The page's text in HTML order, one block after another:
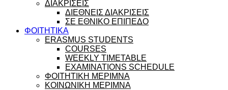
ΔΙΑΚΡΙΣΕΙΣ
ΔΙΕΘΝΕΙΣ ΔΙΑΚΡΙΣΕΙΣ
ΣΕ ΕΘΝΙΚΟ ΕΠΙΠΕΔΟ
ΦΟΙΤΗΤΙΚΑ
ERASMUS STUDENTS
COURSES
WEEKLY TIMETABLE
EXAMINATIONS SCHEDULE
ΦΟΙΤΗΤΙΚΗ ΜΕΡΙΜΝΑ
ΚΟΙΝΩΝΙΚΗ ΜΕΡΙΜΝΑ